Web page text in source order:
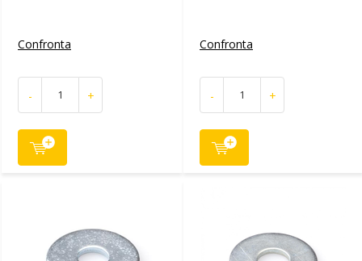
Confronta
- +
Confronta
- +